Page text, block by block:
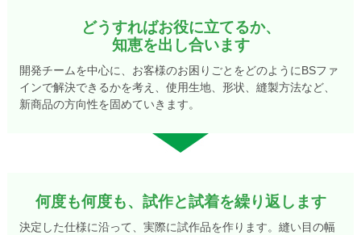
どうすればお役に立てるか、
知恵を出し合います
開発チームを中心に、お客様のお困りごとをどのようにBSファ
インで解決できるかを考え、使用生地、形状、縫製方法など、
新商品の方向性を固めていきます。
何度も何度も、試作と試着を繰り返します
決定した仕様に沿って、実際に試作品を作ります。縫い目の幅